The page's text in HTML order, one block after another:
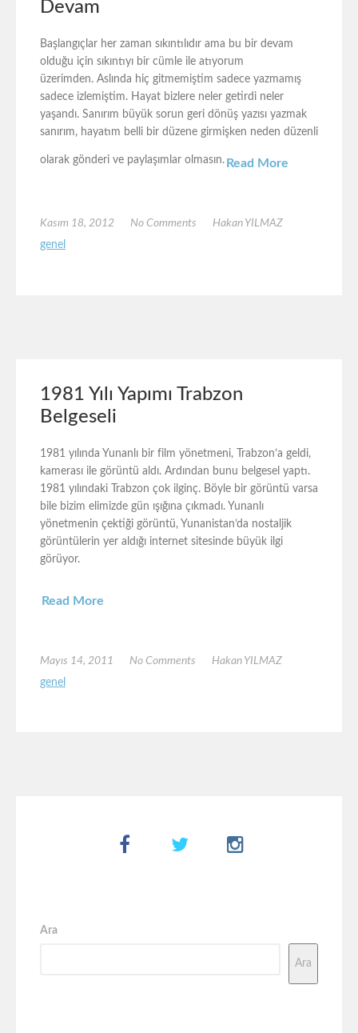
Devam
Başlangıçlar her zaman sıkıntılıdır ama bu bir devam
olduğu için sıkıntıyı bir cümle ile atıyorum
üzerimden. Aslında hiç gitmemiştim sadece yazmamış
sadece izlemiştim. Hayat bizlere neler getirdi neler
yaşandı. Sanırım büyük sorun geri dönüş yazısı yazmak
sanırım, hayatım belli bir düzene girmişken neden düzenli
olarak gönderi ve paylaşımlar olmasın. Read More
Kasım 18, 2012 No Comments
Hakan YILMAZ
genel
1981 Yılı Yapımı Trabzon
Belgeseli
1981 yılında Yunanlı bir film yönetmeni, Trabzon’a geldi,
kamerası ile görüntü aldı. Ardından bunu belgesel yaptı.
1981 yılındaki Trabzon çok ilginç. Böyle bir görüntü varsa
bile bizim elimizde gün ışığına çıkmadı. Yunanlı
yönetmenin çektiği görüntü, Yunanistan’da nostaljik
görüntülerin yer aldığı internet sitesinde büyük ilgi
görüyor.
Read More
Mayıs 14, 2011 No Comments
Hakan YILMAZ
genel
Ara
Ara